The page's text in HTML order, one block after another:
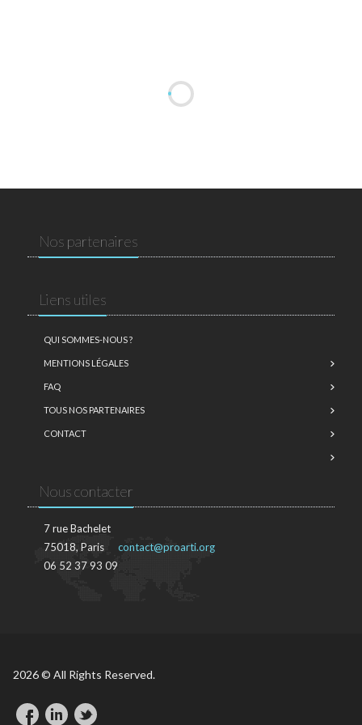
Nos partenaires
Liens utiles
QUI SOMMES-NOUS ?
MENTIONS LÉGALES
FAQ
TOUS NOS PARTENAIRES
CONTACT
Nous contacter
7 rue Bachelet
75018, Paris
06 52 37 93 09
contact@proarti.org
2026 © All Rights Reserved.